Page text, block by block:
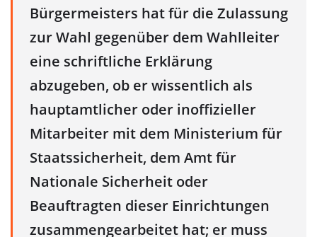
Bürgermeisters hat für die Zulassung
zur Wahl gegenüber dem Wahlleiter
eine schriftliche Erklärung
abzugeben, ob er wissentlich als
hauptamtlicher oder inoffizieller
Mitarbeiter mit dem Ministerium für
Staatssicherheit, dem Amt für
Nationale Sicherheit oder
Beauftragten dieser Einrichtungen
zusammengearbeitet hat; er muss